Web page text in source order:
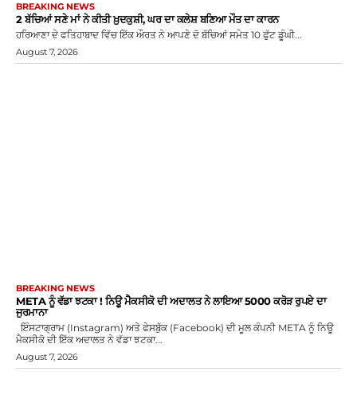
BREAKING NEWS
2 ਬੱਚਿਆਂ ਸਣੇ ਮਾਂ ਨੇ ਕੀਤੀ ਖ਼ੁਦਕੁਸ਼ੀ, ਘਰ ਦਾ ਕਲੇਸ਼ ਬਣਿਆ ਮੌਤ ਦਾ ਕਾਰਨ
ਹਰਿਆਣਾ ਦੇ ਫਤਿਹਾਬਾਦ ਵਿੱਚ ਇੱਕ ਔਰਤ ਨੇ ਆਪਣੇ ਦੋ ਬੱਚਿਆਂ ਸਮੇਤ 10 ਫੁੱਟ ਡੂੰਘੀ...
August 7, 2026
BREAKING NEWS
META ਨੂੰ ਵੱਡਾ ਝਟਕਾ ! ਨਿਊ ਮੈਕਸੀਕੋ ਦੀ ਅਦਾਲਤ ਨੇ ਲਾਇਆ 5000 ਕਰੋੜ ਰੁਪਏ ਦਾ
ਜੁਰਮਾਨਾ
ਇੰਸਟਾਗ੍ਰਾਮ (Instagram) ਅਤੇ ਫੇਸਬੁੱਕ (Facebook) ਦੀ ਮੂਲ ਕੰਪਨੀ META ਨੂੰ ਨਿਊ
ਮੈਕਸੀਕੋ ਦੀ ਇੱਕ ਅਦਾਲਤ ਨੇ ਵੱਡਾ ਝਟਕਾ...
August 7, 2026